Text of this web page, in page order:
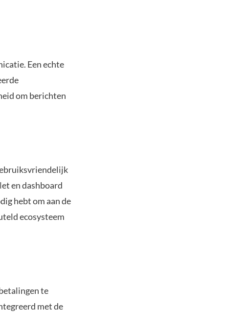
Een echte
om berichten
en dashboard
hebt om aan de
ecosysteem
te
met de